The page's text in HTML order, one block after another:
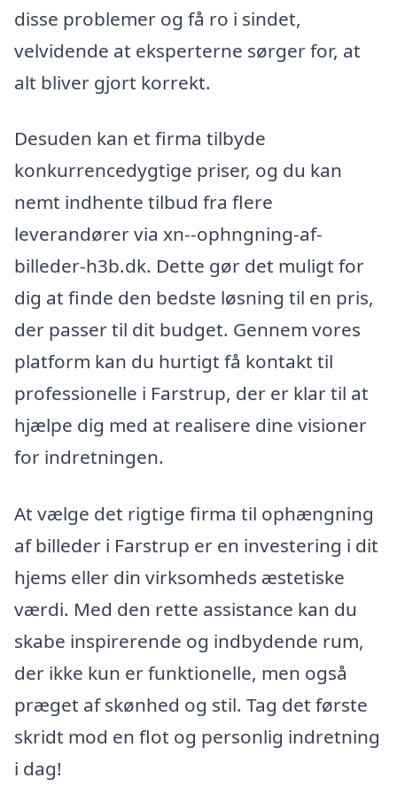
disse problemer og få ro i sindet,
velvidende at eksperterne sørger for, at
alt bliver gjort korrekt.
Desuden kan et firma tilbyde
konkurrencedygtige priser, og du kan
nemt indhente tilbud fra flere
leverandører via xn--ophngning-af-
billeder-h3b.dk. Dette gør det muligt for
dig at finde den bedste løsning til en pris,
der passer til dit budget. Gennem vores
platform kan du hurtigt få kontakt til
professionelle i Farstrup, der er klar til at
hjælpe dig med at realisere dine visioner
for indretningen.
At vælge det rigtige firma til ophængning
af billeder i Farstrup er en investering i dit
hjems eller din virksomheds æstetiske
værdi. Med den rette assistance kan du
skabe inspirerende og indbydende rum,
der ikke kun er funktionelle, men også
præget af skønhed og stil. Tag det første
skridt mod en flot og personlig indretning
i dag!